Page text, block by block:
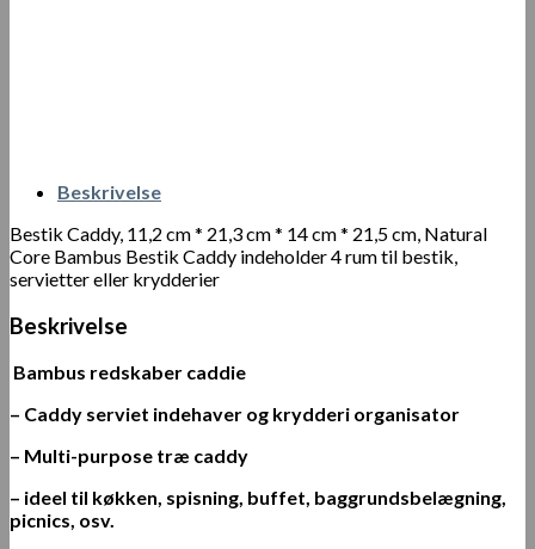
Beskrivelse
Bestik Caddy, 11,2 cm * 21,3 cm * 14 cm * 21,5 cm, Natural
Core Bambus Bestik Caddy indeholder 4 rum til bestik,
servietter eller krydderier
Beskrivelse
Bambus redskaber caddie
– Caddy serviet indehaver og krydderi organisator
– Multi-purpose træ caddy
– ideel til køkken, spisning, buffet, baggrundsbelægning,
picnics, osv.